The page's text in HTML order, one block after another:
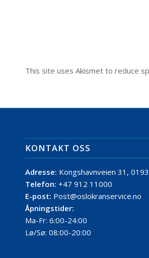
This site uses Akismet to reduce
KONTAKT OSS
Adresse: Kongshavnveien 31,
Telefon: +47 912 11000
E-post: Post@oslokranservice.no
Åpningstider:
Ma-Fr: 6:00-24:00
Lø/Sø: 08:00-20:00